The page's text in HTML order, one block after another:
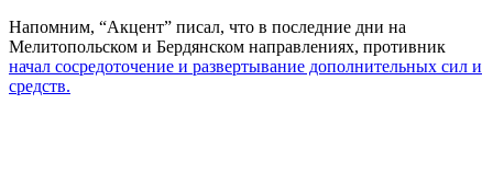
Напомним, “Акцент” писал, что в последние дни на
Мелитопольском и Бердянском направлениях, противник
начал сосредоточение и развертывание дополнительных сил и
средств.